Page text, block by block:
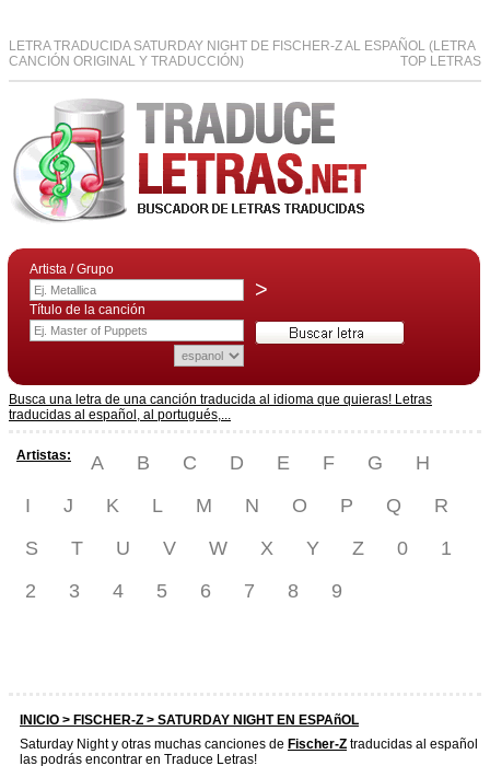
LETRA TRADUCIDA SATURDAY NIGHT DE FISCHER-Z AL ESPAÑOL (LETRA
CANCIÓN ORIGINAL Y TRADUCCIÓN)
TOP LETRAS
Artista / Grupo
>
Título de la canción
Busca una letra de una canción traducida al idioma que quieras! Letras
traducidas al español, al portugués,...
Artistas: A B C D E F G
H
I
J K L M N O P Q
R
S
T U V W X Y Z 0
1
2
3 4 5 6 7 8 9
INICIO > FISCHER-Z > SATURDAY NIGHT EN ESPAñOL
Saturday Night y otras muchas canciones de Fischer-Z traducidas al español
las podrás encontrar en Traduce Letras!